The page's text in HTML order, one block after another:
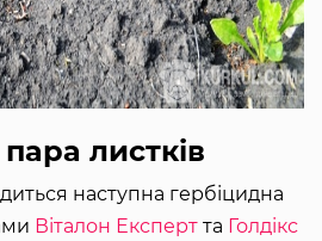
листків
наступна гербіцидна
Віталон Експерт та Голдікс